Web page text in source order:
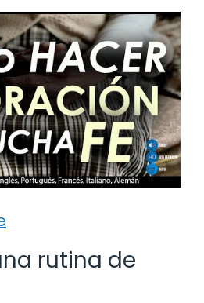
rutina de